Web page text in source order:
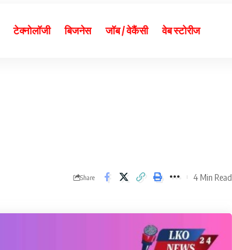
टेक्नोलॉजी बिजनेस जॉब / वेकैंसी वेब स्टोरीज
Share 4 Min Read